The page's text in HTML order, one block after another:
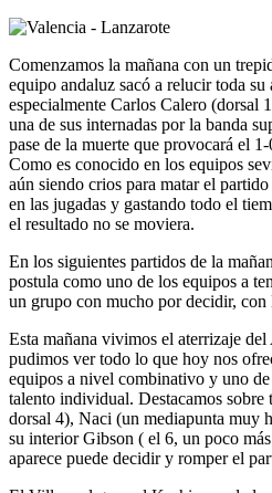
Comenzamos la mañana con un
equipo andaluz sacó a relucir toda su
especialmente Carlos Calero (dorsal
una de sus internadas por la banda
pase de la muerte que provocará el
Como es conocido en los equipos
aún siendo crios para matar el
en las jugadas y gastando todo el
el resultado no se moviera.
En los siguientes partidos de la
postula como uno de los equipos a
un grupo con mucho por decidir,
Esta mañana vivimos el aterrizaje
pudimos ver todo lo que hoy nos
equipos a nivel combinativo y uno
talento individual. Destacamos
dorsal 4), Naci (un mediapunta muy
su interior Gibson ( el 6, un poco
aparece puede decidir y romper el